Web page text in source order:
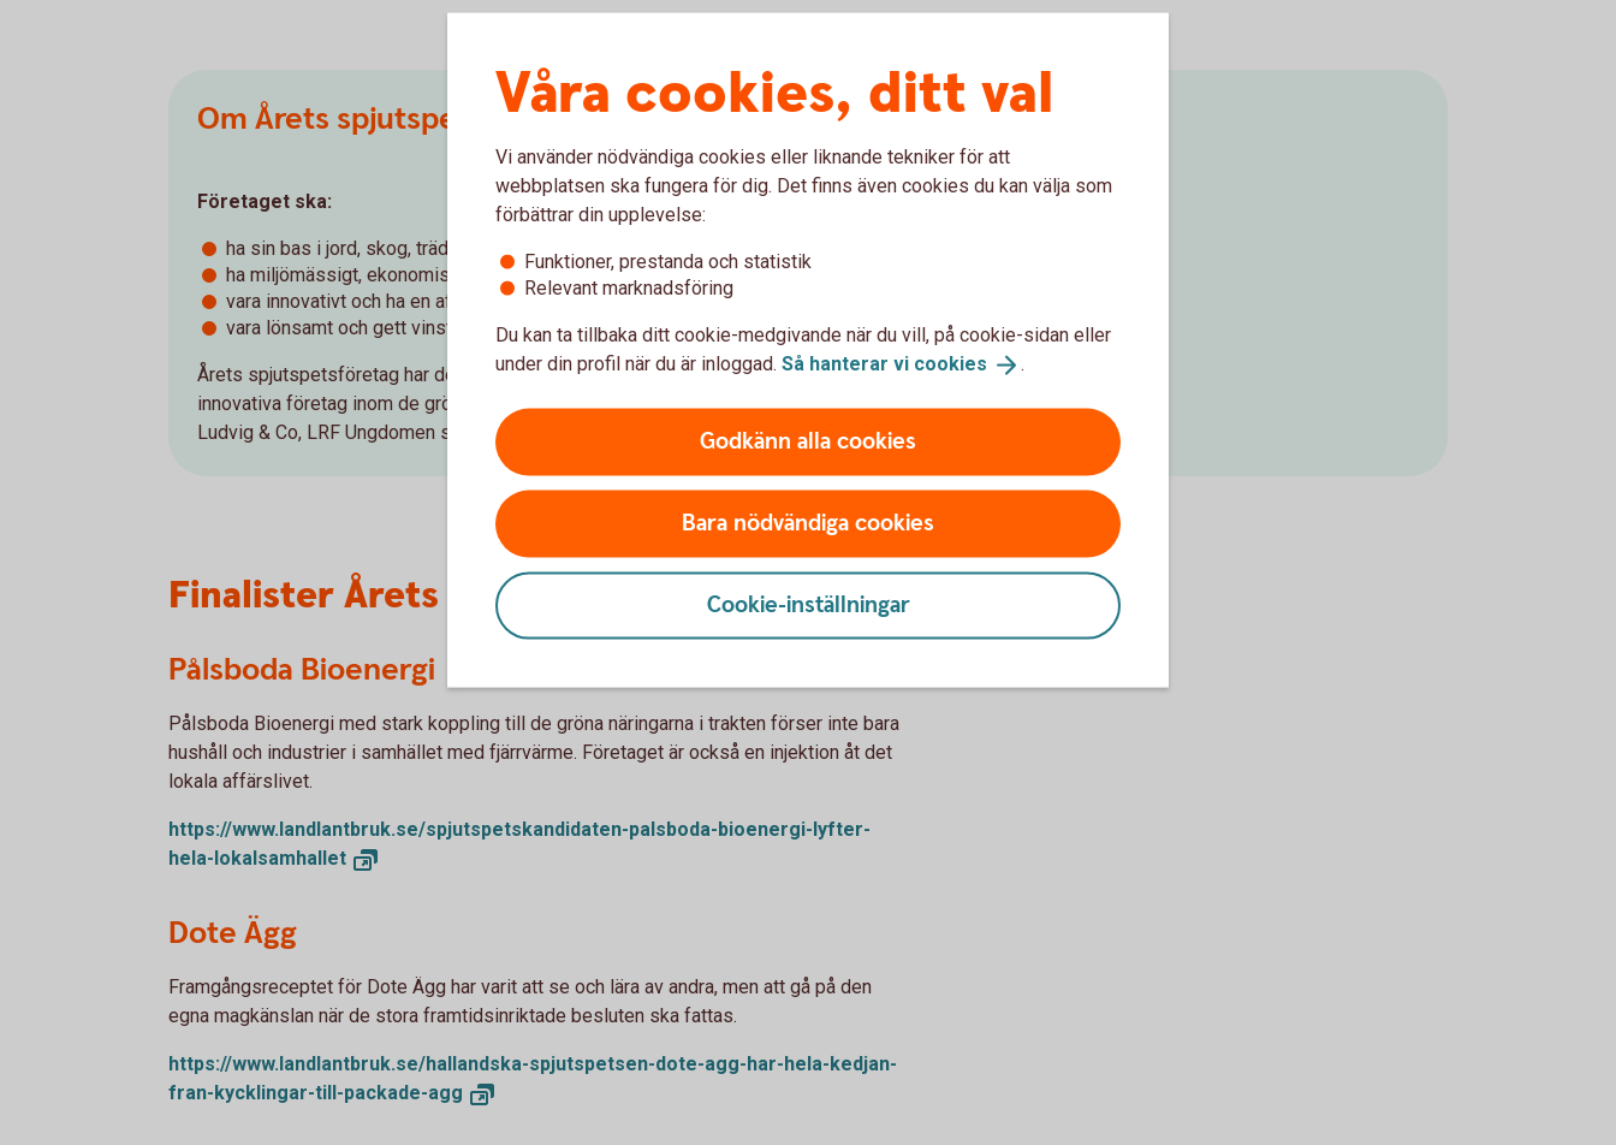
Om Årets spjutspets
Företaget ska:
ha sin bas i jord, skog, trädgård eller landsbygdens miljö.
ha miljömässigt, ekonomiskt och socialt hållbara investeringar och mål.
vara innovativt och ha en affärsplan med goda framtidsutsikter.
vara lönsamt och gett vinst de senaste tre åren.
Årets spjutspetsföretag har delats ut sedan 2004 och är en tävling för lönsamma och
innovativa företag inom de gröna näringarna. Tävlingen arrangeras av Land Lantbruk,
Ludvig & Co, LRF Ungdomen samt Swedbank och Sparbankerna.
Finalister Årets spjutspets 2023
Pålsboda Bioenergi
Pålsboda Bioenergi med stark koppling till de gröna näringarna i trakten förser inte bara
hushåll och industrier i samhället med fjärrvärme. Företaget är också en injektion åt det
lokala affärslivet.
https://www.landlantbruk.se/spjutspetskandidaten-palsboda-bioenergi-lyfter-
hela-lokalsamhallet
Dote Ägg
Framgångsreceptet för Dote Ägg har varit att se och lära av andra, men att gå på den
egna magkänslan när de stora framtidsinriktade besluten ska fattas.
https://www.landlantbruk.se/hallandska-spjutspetsen-dote-agg-har-hela-kedjan-
fran-kycklingar-till-packade-agg
Våra cookies, ditt val
Vi använder nödvändiga cookies eller liknande tekniker för att
webbplatsen ska fungera för dig. Det finns även cookies du kan välja som
förbättrar din upplevelse:
Funktioner, prestanda och statistik
Relevant marknadsföring
Du kan ta tillbaka ditt cookie-medgivande när du vill, på cookie-sidan eller
under din profil när du är inloggad. Så hanterar vi cookies .
Godkänn alla cookies
Bara nödvändiga cookies
Cookie-inställningar